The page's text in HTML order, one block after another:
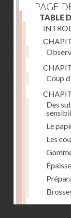
PAGE
TABLE
Coup
Des
Le
Les